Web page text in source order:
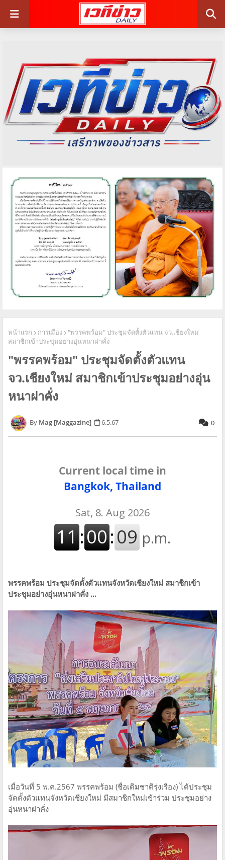
หน้าแรก การเมือง
"พรรคพร้อม" ประชุมจัดตั้งตัวแทน จว.เชียงใหม่
สมาชิกเข้าประชุมอย่างอุ่นหนาฝาคั่ง
"พรรคพร้อม" ประชุมจัดตั้งตัวแทน
จว.เชียงใหม่ สมาชิกเข้าประชุมอย่างอุ่น
หนาฝาคั่ง
Mag [Maggazine] 6.5.67 0
Current local time in
Bangkok, Thailand
พรรคพร้อม ประชุมจัดตั้งตัวแทนจังหวัดเชียงใหม่ สมาชิกเข้า
ประชุมอย่างอุ่นหนาฝาคั่ง ...
เมื่อวันที่ 5 พ.ค.2567 พรรคพร้อม (ชื่อเดิมชาติรุ่งเรือง) ได้ประชุม
จัดตั้งตัวแทนจังหวัดเชียงใหม่ มีสมาชิกใหม่เข้าร่วม ประชุมอย่าง
อุ่นหนาฝาคั่ง